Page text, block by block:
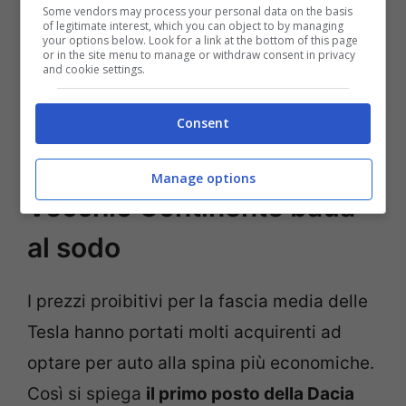
entrati in un piccolo negozio della Mela.
crescita della Tesla, negli Stati Uniti e in
Asia, non si arresterà
stata una battuta d’arresto.
Tesla? Non grazie, il
Vecchio Continente bada
al sodo
I prezzi proibitivi per la fascia media delle
Tesla hanno portati molti acquirenti ad
optare per auto alla spina più economiche.
Così si spiega il primo posto della Dacia
Some vendors may process your personal data on the basis
of legitimate interest, which you can object to by managing
your options below. Look for a link at the bottom of this page
or in the site menu to manage or withdraw consent in privacy
and cookie settings.
Consent
Manage options